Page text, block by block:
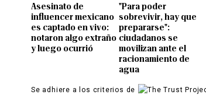
Asesinato de
influencer mexicano
es captado en vivo:
notaron algo extraño
y luego ocurrió
"Para poder
sobrevivir, hay que
prepararse":
ciudadanos se
movilizan ante el
racionamiento de
agua
Se adhiere a los criterios de